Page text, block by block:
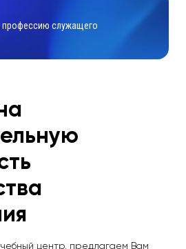
профессию служащего
центр, предлагаем Вам